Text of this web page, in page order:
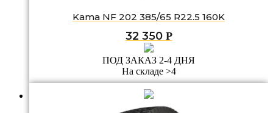
Kama NF 202 385/65 R22.5 160K
32 350 Р
ПОД ЗАКАЗ 2-4 ДНЯ
На складе >4